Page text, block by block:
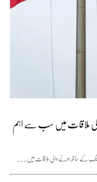
کی ملاقات میں سب سے اہم
کے ساتھ ہونے والی ملاقات میں...